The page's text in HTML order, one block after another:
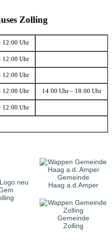
Zolling
12:00 Uhr
12:00 Uhr
12:00 Uhr
12:00 Uhr 14:00 Uhr – 18:00 Uhr
12:00 Uhr
Gemeinde
Haag a.d.Amper
Gemeinde
Zolling